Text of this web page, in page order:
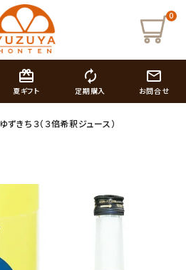
0
card_giftcard
夏ギフト
autorenew
定期購入
mail_outline
お問合せ
ゆずきち３（３倍希釈ジュース）